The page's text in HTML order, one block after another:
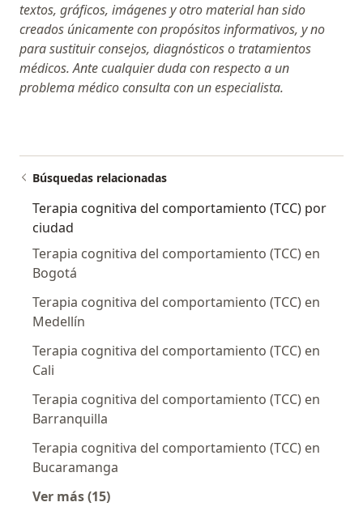
textos, gráficos, imágenes y otro material han sido
creados únicamente con propósitos informativos, y no
para sustituir consejos, diagnósticos o tratamientos
médicos. Ante cualquier duda con respecto a un
problema médico consulta con un especialista.
Búsquedas relacionadas
Terapia cognitiva del comportamiento (TCC) por
ciudad
Terapia cognitiva del comportamiento (TCC) en
Bogotá
Terapia cognitiva del comportamiento (TCC) en
Medellín
Terapia cognitiva del comportamiento (TCC) en
Cali
Terapia cognitiva del comportamiento (TCC) en
Barranquilla
Terapia cognitiva del comportamiento (TCC) en
Bucaramanga
Ver más (15)